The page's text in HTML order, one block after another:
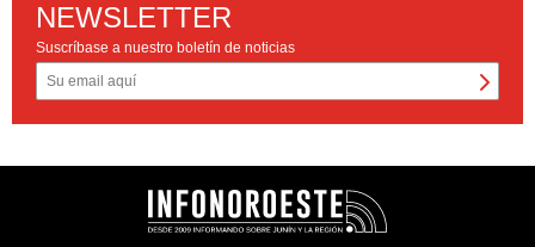
NEWSLETTER
Suscríbase a nuestro boletín de noticias